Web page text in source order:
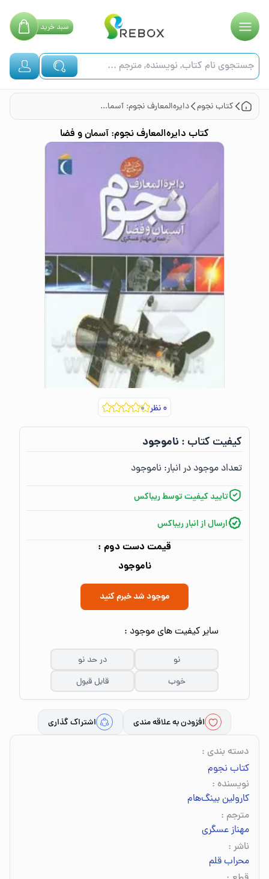
سبدخرید
کتابنجوم دایره‌المعارف نجوم: آسمان و فضا
کتاب دایره‌المعارف نجوم: آسمان و فضا
۰نظر
کیفیت کتاب :‌ ناموجود
تعداد موجود در انبار:‌ ناموجود
تایید کیفیت توسط ریباکس
ارسال از انبار ریباکس
قیمت دست دوم :
ناموجود
موجود شد خبرم کنید
سایر کیفیت های موجود :
نو
در حد نو
خوب
قابل قبول
افزودن به علاقه مندی اشتراک گذاری
دسته بندی :
کتاب نجوم
نویسنده :
کارولین بینگ‌هام
مترجم :
مهناز عسگری
ناشر :
محراب قلم